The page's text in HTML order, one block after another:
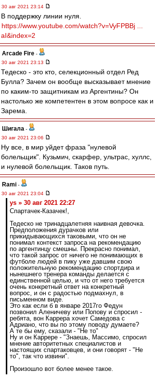
30 авг 2021 23:14
В поддержку линии нуля.
https://www.youtube.com/watch?v=VyFPBBj ...
aI&index=2
Arcade Fire -
30 авг 2021 23:13
Тедеско - это кто, селекционный отдел Ред
Булла? Зачем он вообще высказывает мнение
по каким-то защитникам из Аргентины? Он
настолько же компетентен в этом вопросе как и
Зарема.
Шигала -
30 авг 2021 23:06
Ну все, в мир уйдет фраза "нулевой
болельщик". Кузьмич, скарфер, ультрас, хуллс,
и нулевой болельщик. Таков путь.
Rami -
30 авг 2021 23:04
ys » 30 авг 2021 22:27
Спартачек-Казачек!,
Тедеско не тринадцалетняя наивная девочка.
Предположения дурачков или
прикидывающихся таковыми, что он не
понимал контекст запроса на рекомендацию
по аргентинцу смешны. Прекрасно понимал,
что такой запрос от ничего не понимающих в
футболе людей в пику уже давшим свою
положительную рекомендацию спортдира и
нынешнего тренера команды делается с
единственной целью, и что от него требуется
очень конкретный ответ на конкретный
вопрос, и он с радостью подмахнул, в
письменном виде.
Это как если б в январе 2017го Федун
позвонил Аленичеву или Попову и спросил -
ребята, вон Каррера хочет Самедова с
Адриано, что вы по этому поводу думаете?
А те бы ему, сказали - "Не то"
Ну и он Каррере - "Знаешь, Массимо, спросил
мнение авторитетных специалистов и
настоящих спартаковцев, и они говорят - "Не
то", так что извини".
Произошло вот более менее такое.